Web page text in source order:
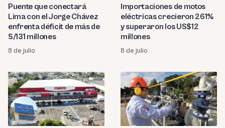
Puente que conectará
Lima con el Jorge Chávez
enfrenta déficit de más de
S/131 millones
8 de julio
Importaciones de motos
eléctricas crecieron 261%
y superaron los US$12
millones
8 de julio